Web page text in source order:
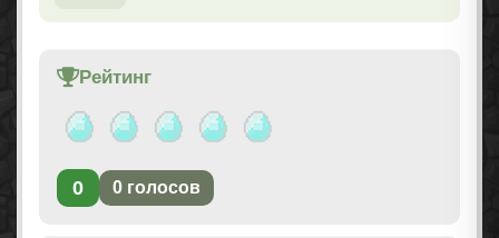
Рейтинг
0 0 голосов